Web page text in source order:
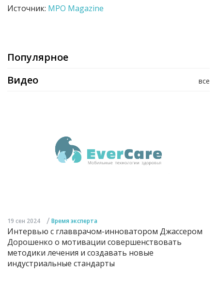
Источник: MPO Magazine
Популярное
все
Видео
19 сен 2024 / Время эксперта
Интервью с главврачом-инноватором Джассером
Дорошенко о мотивации совершенствовать
методики лечения и создавать новые
индустриальные стандарты